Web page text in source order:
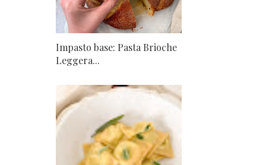
Impasto base: Pasta Brioche
Leggera...